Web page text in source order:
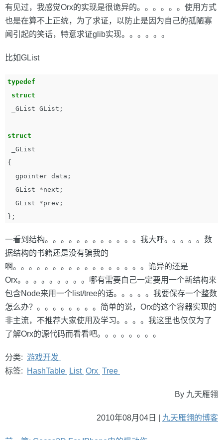
有见过，我感觉Orx的实现是很诡异的。。。。。。使用方式
也是在算不上正统，为了求证，以防止是因为自己的孤陋寡
闻引起的笑话，特意求证glib实现。。。。。。
比如GList
typedef
struct
_GList GList ;
struct
_GList
{
gpointer data ;
GList
*next ;
GList
*prev ;
};
一看到结构。。。。。。。。。。。。我大呼。。。。。数
据结构的书籍还是没有骗我的
啊。。。。。。。。。。。。。。。。。诡异的还是
Orx。。。。。。。。。哪有需要自己一定要用一个新结构来
包含Node来用一个list/tree的话。。。。。我要保存一个整数
怎么办？。。。。。。。。简单的说，Orx的这个容器实现的
非主流，不推荐大家使用及学习。。。。我这里也仅仅为了
了解Orx的源代码而看看吧。。。。。。。。
分类: 游戏开发
标签:
HashTable List Orx Tree
By 九天雁翎
2010年08月04日 | 九天雁翎的博客